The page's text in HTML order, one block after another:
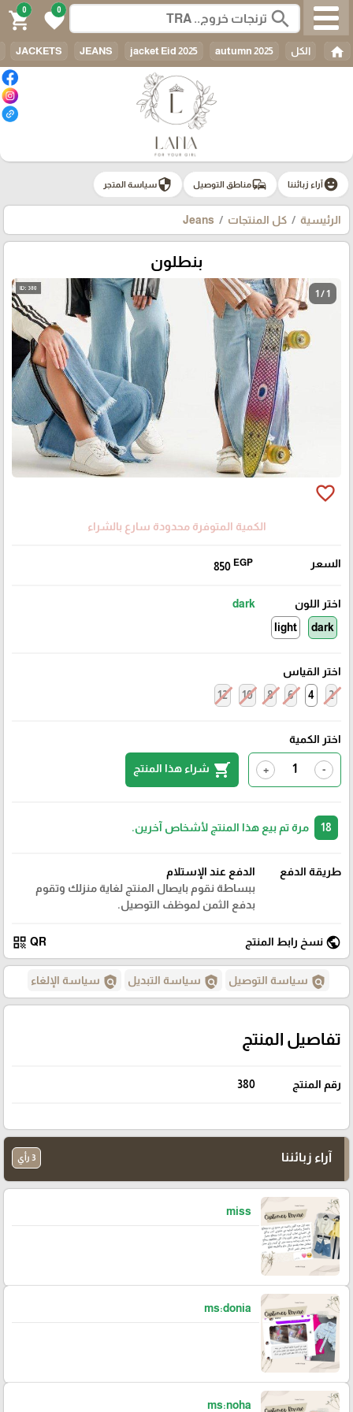
search
0
favorite
0
shopping_cart
home الكل JACKETS JEANS jacket Eid 2025 autumn 2025
emoji_emotionsآراء زبائننا commuteمناطق التوصيل securityسياسة المتجر
الرئيسية كل المنتجات Jeans
بنطلون
1 / 1
favorite_border
الكمية المتوفرة محدودة سارع بالشراء
السعر 850 EGP
اختر اللون
dark
dark
light
اختر القياس
2
4
6
8
10
12
اختر الكمية
-
+
shopping_cart شراء هذا المنتج
مرة تم بيع هذا المنتج لأشخاص آخرين.
طريقة الدفع
الدفع عند الإستلام
ببساطة نقوم بايصال المنتج لغاية منزلك وتقوم
بدفع الثمن لموظف التوصيل.
public نسخ رابط المنتج QR
qr_code
policy سياسة التوصيل policy سياسة التبديل policy سياسة الإلغاء
تفاصيل المنتج
رقم المنتج 380
آراء زبائننا 3 رأي
miss
ms:donia
ms:noha